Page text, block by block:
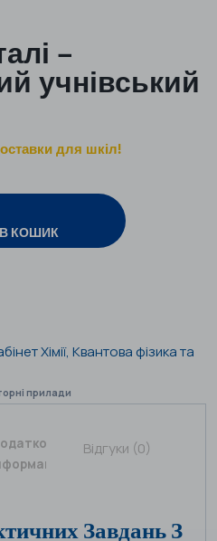
–
учнівський
для шкіл!
КОШИК
Хімії, Квантова фізика та
прилади
Відгуки (0)
Завдань З